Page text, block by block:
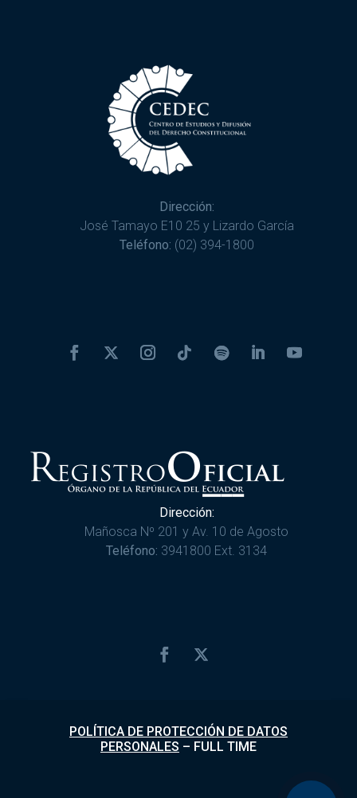
Dirección:
José Tamayo E10 25 y Lizardo García
Teléfono: (02) 394-1800
Dirección:
Mañosca Nº 201 y Av. 10 de Agosto
Teléfono: 3941800 Ext. 3134
POLÍTICA DE PROTECCIÓN DE DATOS
PERSONALES – FULL TIME